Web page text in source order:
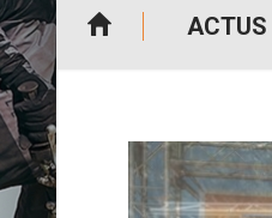
ACTUS